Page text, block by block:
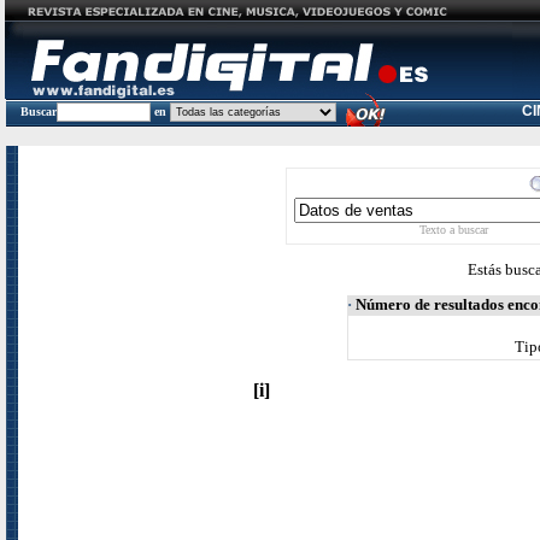
Buscar en
Texto a buscar
Estás
· Número de resultados
[i]